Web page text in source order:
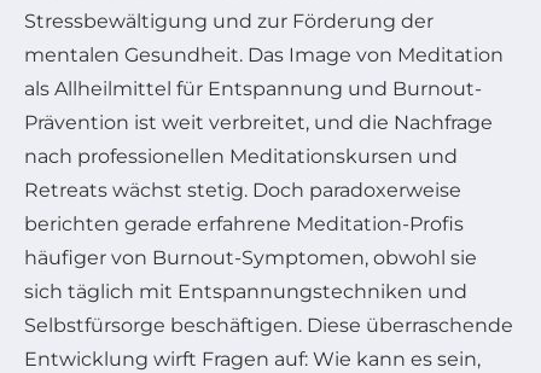
Stressbewältigung und zur Förderung der
mentalen Gesundheit. Das Image von Meditation
als Allheilmittel für Entspannung und Burnout-
Prävention ist weit verbreitet, und die Nachfrage
nach professionellen Meditationskursen und
Retreats wächst stetig. Doch paradoxerweise
berichten gerade erfahrene Meditation-Profis
häufiger von Burnout-Symptomen, obwohl sie
sich täglich mit Entspannungstechniken und
Selbstfürsorge beschäftigen. Diese überraschende
Entwicklung wirft Fragen auf: Wie kann es sein,